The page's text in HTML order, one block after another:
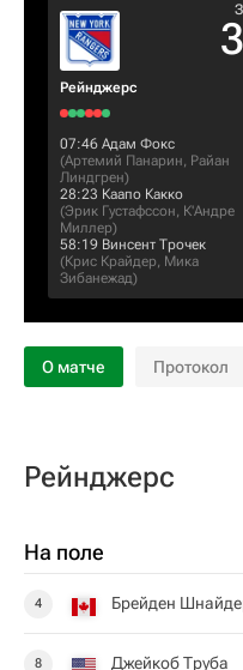
Рейнджерс
3
07:46 Адам Фокс
(Артемий Панарин, Райан
Линдгрен)
28:23 Каапо Какко
(Эрик Густафссон, К'Андре
Миллер)
58:19 Винсент Трочек
(Крис Крайдер, Мика
Зибанежад)
О матче Протокол
Рейнджерс
На поле
4 Брейден
8 Джейкоб Труба